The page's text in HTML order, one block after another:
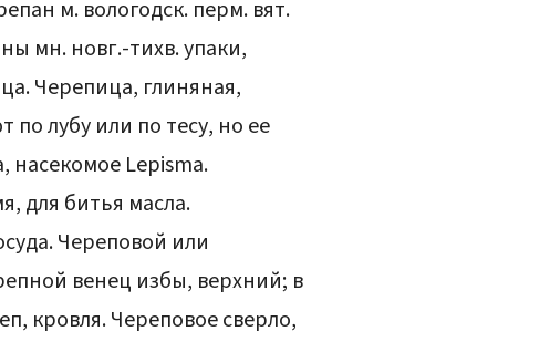
м. вологодск. перм. вят.
мн. новг.-тихв. упаки,
Черепица, глиняная,
лубу или по тесу, но ее
Lepisma.
для битья масла.
Череповой или
венец избы, верхний; в
кровля. Череповое сверло,